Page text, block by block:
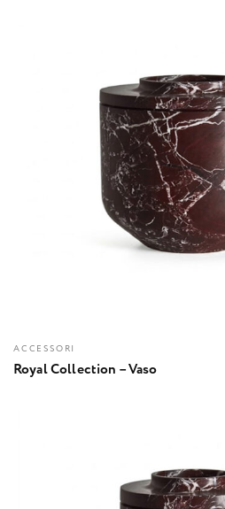
ACCESSORI
Royal Collection – Vaso